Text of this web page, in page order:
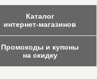
Каталог
интернет-магазинов
Промокоды и купоны
на скидку